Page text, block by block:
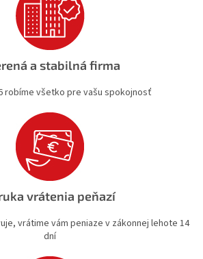
a stabilná firma
robíme všetko pre vašu spokojnosť
vrátenia peňazí
vrátime vám peniaze v zákonnej lehote 14
dní